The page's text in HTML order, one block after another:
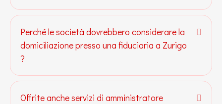
Perché le società dovrebbero considerare la
domiciliazione presso una fiduciaria a Zurigo
?
Offrite anche servizi di amministratore